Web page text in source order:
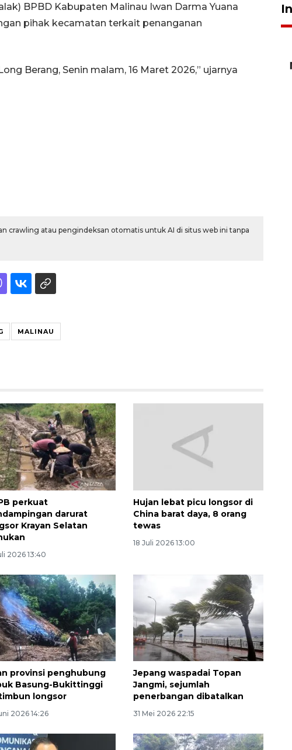
BPBD Kabupaten Malinau Iwan Darma Yuana
pihak kecamatan terkait penanganan
Berang, Senin malam, 16 Maret 2026,” ujarnya
crawling atau pengindeksan otomatis untuk AI di situs web ini tanpa
MALINAU
perkuat
darurat
Krayan Selatan
2026 13:40
Hujan lebat picu longsor di
China barat daya, 8 orang
tewas
18 Juli 2026 13:00
provinsi penghubung
Basung-Bukittinggi
longsor
2026 14:26
Jepang waspadai Topan
Jangmi, sejumlah
penerbangan dibatalkan
31 Mei 2026 22:15